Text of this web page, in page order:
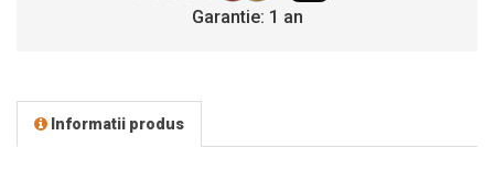
Garantie: 1 an
Informatii produs